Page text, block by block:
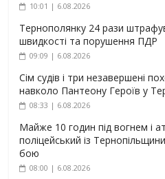
10:01 | 6.08.2026
Тернополянку 24 рази
швидкості та порушення ПДР
09:09 | 6.08.2026
Сім судів і три незавершені
навколо Пантеону Героїв у
08:33 | 6.08.2026
Майже 10 годин під вогнем і
поліцейський із
бою
08:00 | 6.08.2026